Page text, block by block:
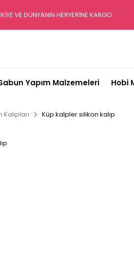
VE DÜNYANIN HERYERİNE KARGO
Yapım Malzemeleri Hobi
Kalıpları Küp kalpler silikon kalıp